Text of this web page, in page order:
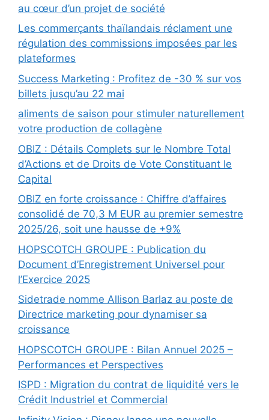
au cœur d’un projet de société
Les commerçants thaïlandais réclament une
régulation des commissions imposées par les
plateformes
Success Marketing : Profitez de -30 % sur vos
billets jusqu’au 22 mai
aliments de saison pour stimuler naturellement
votre production de collagène
OBIZ : Détails Complets sur le Nombre Total
d’Actions et de Droits de Vote Constituant le
Capital
OBIZ en forte croissance : Chiffre d’affaires
consolidé de 70,3 M EUR au premier semestre
2025/26, soit une hausse de +9%
HOPSCOTCH GROUPE : Publication du
Document d’Enregistrement Universel pour
l’Exercice 2025
Sidetrade nomme Allison Barlaz au poste de
Directrice marketing pour dynamiser sa
croissance
HOPSCOTCH GROUPE : Bilan Annuel 2025 –
Performances et Perspectives
ISPD : Migration du contrat de liquidité vers le
Crédit Industriel et Commercial